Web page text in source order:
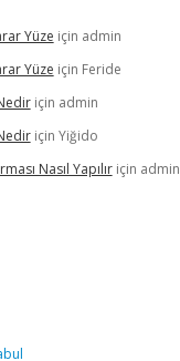
Yüze için admin
Yüze için Feride
için admin
için Yiğido
Nasıl Yapılıriçin admin